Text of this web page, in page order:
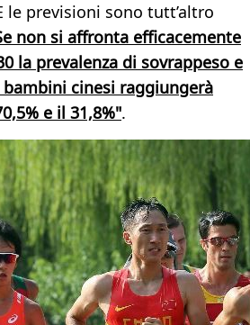
le previsioni sono tutt’altro
non si affronta efficacemente
la prevalenza di sovrappeso e
cinesi raggiungerà
e il 31,8%".